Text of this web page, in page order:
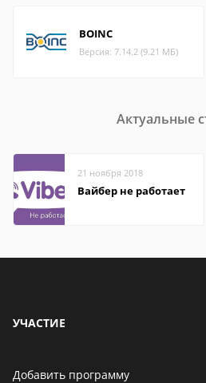
BOINC
Версия: 7.14.2 (9.21 МБ)
Актуальные
21 ноября 2018
Вайбер не работает
УЧАСТИЕ
Добавить программу